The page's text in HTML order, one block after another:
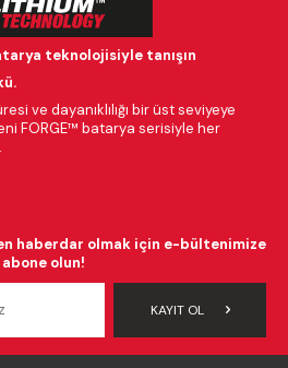
teknolojisiyle tanışın
ve dayanıklılığı bir üst seviyeye
FORGE™ batarya serisiyle her
haberdar olmak için e-bültenimize
abone olun!
KAYIT OL